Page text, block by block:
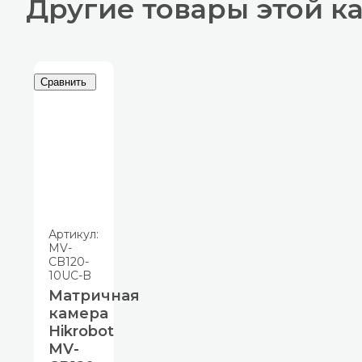
Другие товары этой
Сравнить
Артикул:
MV-
CB120-
10UC-B
Матричная
камера
Hikrobot
MV-